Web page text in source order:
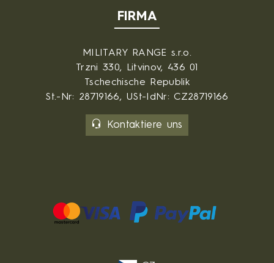
FIRMA
MILITARY RANGE s.r.o.
Trzni 330, Litvinov, 436 01
Tschechische Republik
St.-Nr: 28719166, USt-IdNr: CZ28719166
Kontaktiere uns